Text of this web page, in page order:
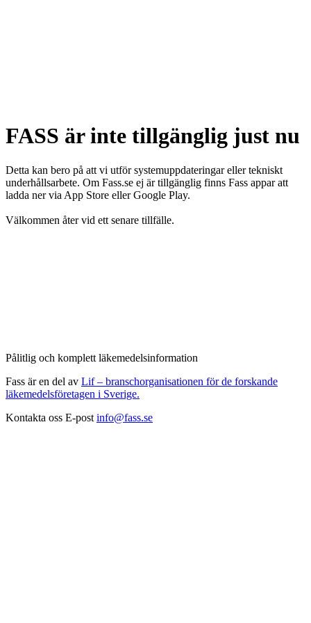
FASS är inte tillgänglig just nu
Detta kan bero på att vi utför systemuppdateringar eller tekniskt
underhållsarbete. Om Fass.se ej är tillgänglig finns Fass appar att
ladda ner via App Store eller Google Play.
Välkommen åter vid ett senare tillfälle.
Pålitlig och komplett läkemedelsinformation
Fass är en del av Lif – branschorganisationen för de forskande
läkemedelsföretagen i Sverige.
Kontakta oss E-post info@fass.se